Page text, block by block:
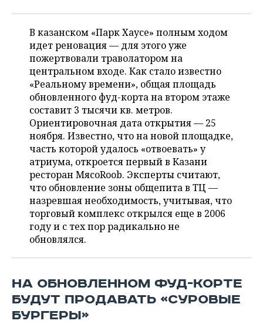
ВУЗЫ ТАТАРСТАНА
КОМУ ПРИНАДЛЕЖАТ
ТОРГОВЫЕ ЦЕНТРЫ
ТАТАРСТАНА
БАНКИ
БЮДЖЕТ
ИНВЕСТИЦИИ
МАШИНОСТРОЕНИЕ
НЕФТЕХИМИЯ
НЕФТЬ
ОПК
ЭНЕРГЕТИКА
НОВОСТИ НЕДВИЖИМОСТИ
АВТО
НОВОСТИ АВТО
БИЗНЕС
НОВОСТИ БИЗНЕСА
РОЗНИЧНАЯ ТОРГОВЛЯ
ТРАНСПОРТ
УСЛУГИ
ТЕХНОЛОГИИ
НОВОСТИ ТЕХНОЛОГИЙ
МЕДИА
ТЕЛЕКОММУНИКАЦИИ
МЕРОПРИЯТИЯ
НОВОСТИ МЕРОПРИЯТИЙ
ВЫЕЗДНАЯ РЕДАКЦИЯ
БИЗНЕС-БРАНЧИ
ONLINE-КОНФЕРЕНЦИИ
ОТКРЫТАЯ ЛЕКЦИЯ
СПОРТ
НОВОСТИ СПОРТА
ФУТБОЛ
ХОККЕЙ
БАСКЕТБОЛ
ВОЛЕЙБОЛ
КИБЕРСПОРТ
ФИГУРНОЕ КАТАНИЕ
ОБЩЕСТВО
НОВОСТИ ОБЩЕСТВА
ВЛАСТЬ
ИНФРАСТРУКТУРА
ИСТОРИЯ
КУЛЬТУРА
МЕДИЦИНА
ФОТОГАЛЕРЕЯ
СЮЖЕТЫ
СПРАВОЧНИК
СПИСОК ПЕРСОН
СПИСОК КОМПАНИЙ
ПОЛНАЯ ВЕРСИЯ
В казанском «Парк Хаусе» полным ходом
идет реновация — для этого уже
пожертвовали траволатором на
центральном входе. Как стало известно
«Реальному времени», общая площадь
обновленного фуд-корта на втором этаже
составит 3 тысячи кв. метров.
Ориентировочная дата открытия — 25
ноября. Известно, что на новой площадке,
часть которой удалось «отвоевать» у
атриума, откроется первый в Казани
ресторан МясоRoob. Эксперты считают,
что обновление зоны общепита в ТЦ —
назревшая необходимость, учитывая, что
торговый комплекс открылся еще в 2006
году и с тех пор радикально не
обновлялся.
НА ОБНОВЛЕННОМ ФУД-КОРТЕ
БУДУТ ПРОДАВАТЬ «СУРОВЫЕ
БУРГЕРЫ»